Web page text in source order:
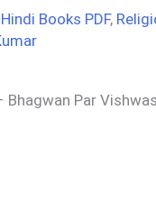
Hindi Books PDF,
– Bhagwan Par